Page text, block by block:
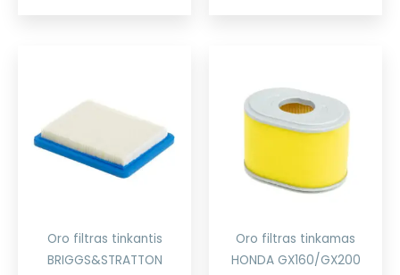
Oro filtras tinkantis
BRIGGS&STRATTON
Oro filtras tinkamas
HONDA GX160/GX200